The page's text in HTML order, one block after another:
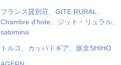
フランス貸別荘、GITE RURAL、
Chambre d'hote、ジット・リュラル、
satomina
トルコ、カッパドギア、旅女SHIHO